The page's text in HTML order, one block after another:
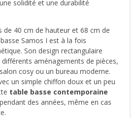
une solidité et une durabilité
de 40 cm de hauteur et 68 cm de
Samos I est à la fois
Son design rectangulaire
aménagements de pièces,
cosy ou un bureau moderne.
un simple chiffon doux et un peu
table basse contemporaine
des années, même en cas